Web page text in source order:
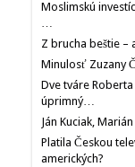
Moslimskú
…
Z brucha beštie
Minulosť Zuzany
Dve tváre
úprimný…
Ján Kuciak,
Platila Českou
amerických?